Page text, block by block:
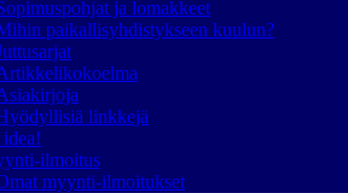
ja lomakkeet
paikallisyhdistykseen kuulun?
linkkejä
ilmoitus
myynti-ilmoitukset